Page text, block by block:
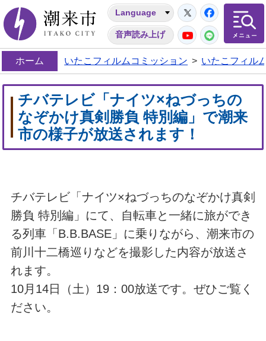
潮来市
Language
音声読み上げ
Twitter
YouTube
LINE
ホーム いたこフィルムコミッション > いたこフィル
チバテレビ「ナイツ×ねづっちの
なぞかけ真剣勝負 特別編」で潮来
市の様子が放送されます！
チバテレビ「ナイツ×ねづっちのなぞかけ真剣
勝負 特別編」にて、自転車と一緒に旅ができ
る列車「B.B.BASE」に乗りながら、潮来市の
前川十二橋巡りなどを撮影した内容が放送さ
れます。
10月14日（土）19：00放送です。ぜひご覧く
ださい。